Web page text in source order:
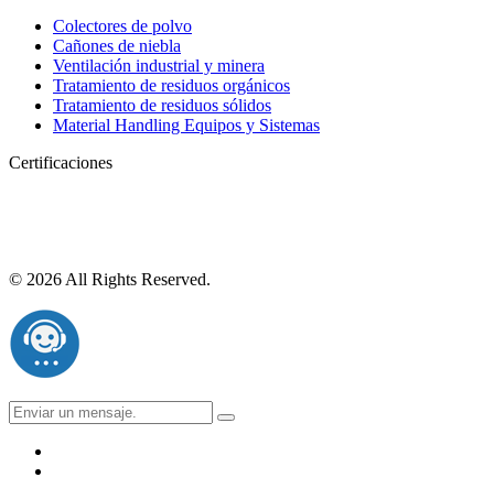
Colectores de polvo
Cañones de niebla
Ventilación industrial y minera
Tratamiento de residuos orgánicos
Tratamiento de residuos sólidos
Material Handling Equipos y Sistemas
Certificaciones
© 2026 All Rights Reserved.